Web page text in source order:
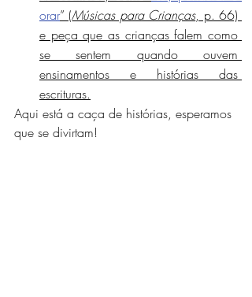
orar” (Músicas para Crianças, p. 66)
e peça que as crianças falem como
se sentem quando ouvem
ensinamentos e histórias das
escrituras.
Aqui está a caça de histórias, esperamos
que se divirtam!